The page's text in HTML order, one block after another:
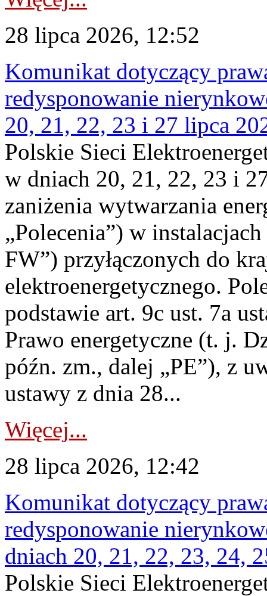
28 lipca 2026, 12:52
Komunikat dotyczący
redysponowanie
20, 21, 22, 23 i 27 lipca
Polskie Sieci
w dniach 20, 21, 22, 23 i
zaniżenia wytwarzania
„Polecenia”) w
FW”) przyłączonych do
elektroenergetycznego.
podstawie art. 9c ust. 7a
Prawo energetyczne (t. j.
późn. zm., dalej „PE”), z
ustawy z dnia 28...
Więcej...
28 lipca 2026, 12:42
Komunikat dotyczący
redysponowanie
dniach 20, 21, 22, 23, 24,
Polskie Sieci